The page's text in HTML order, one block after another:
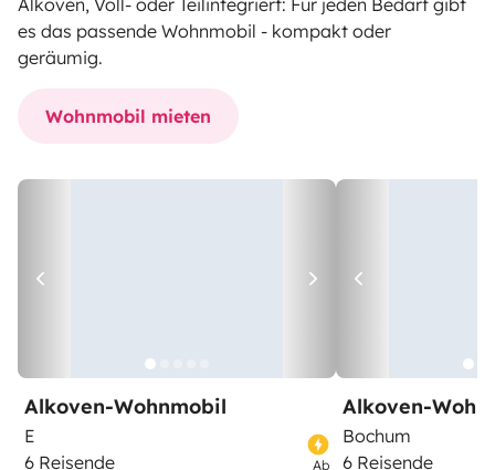
Alkoven, Voll- oder Teilintegriert: Für jeden Bedarf gibt
es das passende Wohnmobil - kompakt oder
geräumig.
Wohnmobil mieten
Alkoven-Wohnmobil
E
6 Reisende
Ab
Alkoven-
Bochum
6 Reisende